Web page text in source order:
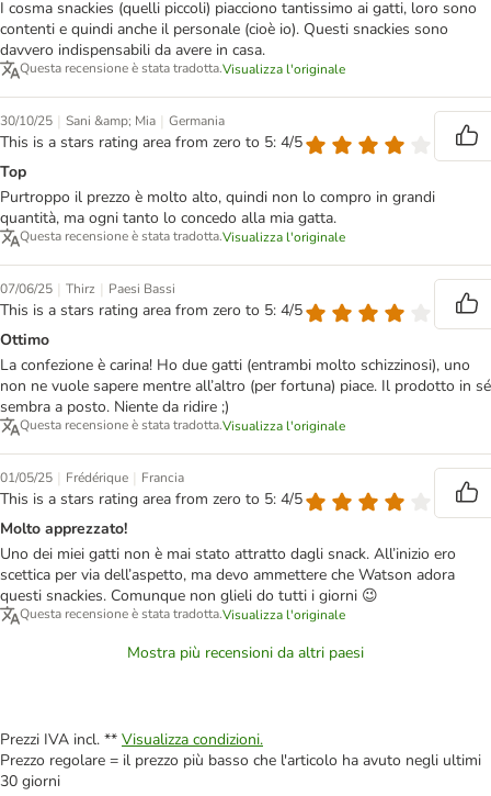
I cosma snackies (quelli piccoli) piacciono tantissimo ai gatti, loro sono
contenti e quindi anche il personale (cioè io). Questi snackies sono
davvero indispensabili da avere in casa.
Questa recensione è stata tradotta.Visualizza l'originale
30/10/25 | Sani &amp; Mia | Germania
This is a stars rating area from zero to 5: 4/5
Top
Purtroppo il prezzo è molto alto, quindi non lo compro in grandi
quantità, ma ogni tanto lo concedo alla mia gatta.
Questa recensione è stata tradotta.Visualizza l'originale
07/06/25 | Thirz | Paesi Bassi
This is a stars rating area from zero to 5: 4/5
Ottimo
La confezione è carina! Ho due gatti (entrambi molto schizzinosi), uno
non ne vuole sapere mentre all’altro (per fortuna) piace. Il prodotto in sé
sembra a posto. Niente da ridire ;)
Questa recensione è stata tradotta.Visualizza l'originale
01/05/25 | Frédérique | Francia
This is a stars rating area from zero to 5: 4/5
Molto apprezzato!
Uno dei miei gatti non è mai stato attratto dagli snack. All’inizio ero
scettica per via dell’aspetto, ma devo ammettere che Watson adora
questi snackies. Comunque non glieli do tutti i giorni 😉
Questa recensione è stata tradotta.Visualizza l'originale
Mostra più recensioni da altri paesi
Prezzi IVA incl. ** Visualizza condizioni.
Prezzo regolare = il prezzo più basso che l'articolo ha avuto negli ultimi
30 giorni